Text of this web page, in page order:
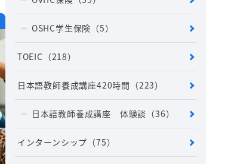
OSHC学生保険 （5）
TOEIC （218）
日本語教師養成講座420時間 （223）
日本語教師養成講座 体験談 （36）
インターンシップ （75）